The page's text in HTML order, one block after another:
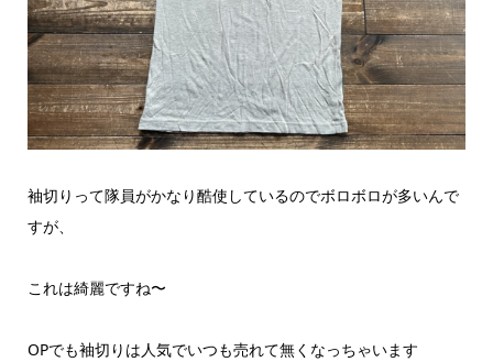
袖切りって隊員がかなり酷使しているのでボロボロが多いんで
すが、
これは綺麗ですね〜
OPでも袖切りは人気でいつも売れて無くなっちゃいます